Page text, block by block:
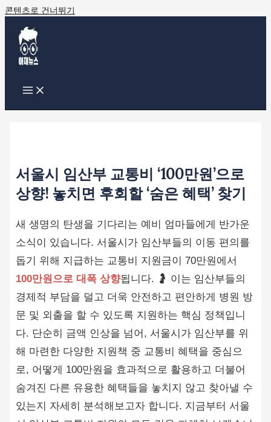
콘텐츠로 건너뛰기
서울시 임산부 교통비 ‘100만원’으로
상향! 놓치면 후회할 ‘숨은 혜택’ 찾기
새 생명의 탄생을 기다리는 예비 엄마들에게 반가운
소식이 있습니다. 서울시가 임산부들의 이동 편의를
돕기 위해 지급하는 교통비 지원금이 70만원에서
100만원으로 대폭 상향됩니다. 🤰 이는 임산부들의
경제적 부담을 덜고 더욱 안전하고 편안하게 병원 방
문 및 외출을 할 수 있도록 지원하는 핵심 정책입니
다. 단순히 금액 인상을 넘어, 서울시가 임산부를 위
해 마련한 다양한 지원책 중 교통비 혜택을 중심으
로, 어떻게 100만원을 효과적으로 활용하고 더불어
숨겨진 다른 유용한 혜택들을 놓치지 않고 찾아낼 수
있는지 자세히 분석해보고자 합니다. 지금부터 서울